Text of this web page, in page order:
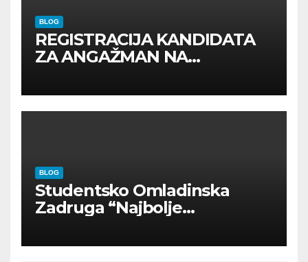
BLOG
REGISTRACIJA KANDIDATA
ZA ANGAŽMAN NA
BLOG
Studentsko Omladinska
Zadruga “Najbolje